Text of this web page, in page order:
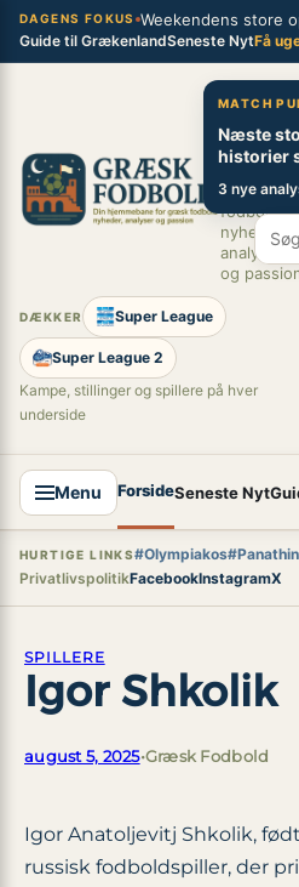
Spring
DAGENS FOKUS
Guide til GrækenlandSeneste NytFå
Din
for græsk
fodbold –
nyheder,
analyser
og
DÆKKER Super League
Super League 2
Kampe, stillinger og spillere på hver
underside
MATCH
Næste
historier
3 nye
Menu ForsideSeneste Nyt
HURTIGE LINKS#Olympiakos
PrivatlivspolitikFacebookInstagramX
SPILLERE
Igor Shkolik
august 5, 2025•Græsk Fodbold
Igor Anatoljevitj Shkolik,
russisk fodboldspiller, der